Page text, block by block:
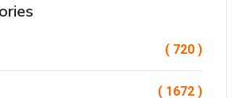
( 720 )
( 1672 )